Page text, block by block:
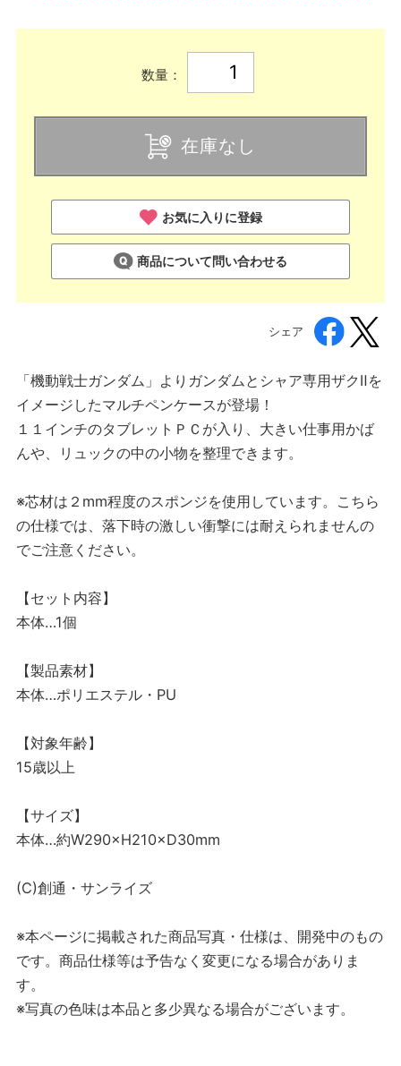
数量：
在庫なし
お気に入りに登録
商品について問い合わせる
シェア
「機動戦士ガンダム」よりガンダムとシャア専用ザクⅡを
イメージしたマルチペンケースが登場！
１１インチのタブレットＰＣが入り、大きい仕事用かば
んや、リュックの中の小物を整理できます。
※芯材は２mm程度のスポンジを使用しています。こちら
の仕様では、落下時の激しい衝撃には耐えられませんの
でご注意ください。
【セット内容】
本体…1個
【製品素材】
本体…ポリエステル・PU
【対象年齢】
15歳以上
【サイズ】
本体…約W290×H210×D30mm
(C)創通・サンライズ
※本ページに掲載された商品写真・仕様は、開発中のもの
です。商品仕様等は予告なく変更になる場合がありま
す。
※写真の色味は本品と多少異なる場合がございます。